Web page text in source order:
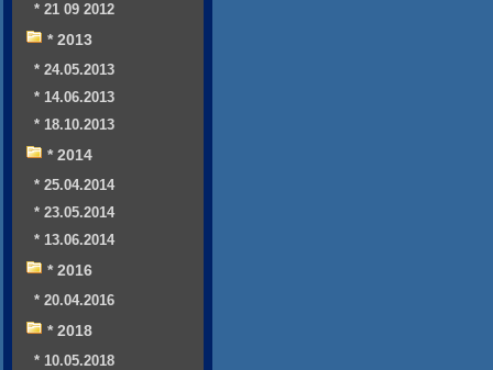
* 21 09 2012
* 2013
* 24.05.2013
* 14.06.2013
* 18.10.2013
* 2014
* 25.04.2014
* 23.05.2014
* 13.06.2014
* 2016
* 20.04.2016
* 2018
* 10.05.2018